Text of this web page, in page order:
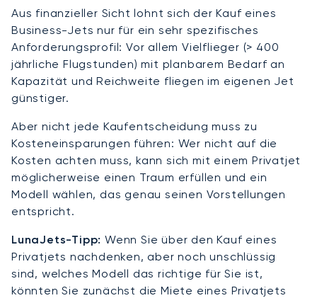
Aus finanzieller Sicht lohnt sich der Kauf eines
Business-Jets nur für ein sehr spezifisches
Anforderungsprofil: Vor allem Vielflieger (> 400
jährliche Flugstunden) mit planbarem Bedarf an
Kapazität und Reichweite fliegen im eigenen Jet
günstiger.
Aber nicht jede Kaufentscheidung muss zu
Kosteneinsparungen führen: Wer nicht auf die
Kosten achten muss, kann sich mit einem Privatjet
möglicherweise einen Traum erfüllen und ein
Modell wählen, das genau seinen Vorstellungen
entspricht.
LunaJets-Tipp: Wenn Sie über den Kauf eines
Privatjets nachdenken, aber noch unschlüssig
sind, welches Modell das richtige für Sie ist,
könnten Sie zunächst die Miete eines Privatjets